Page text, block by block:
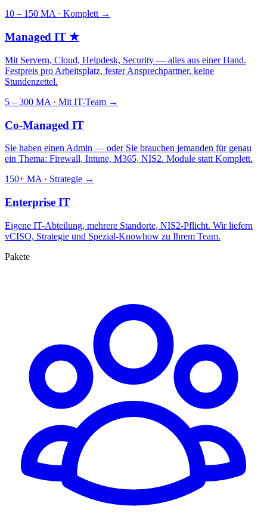
10 – 150 MA · Komplett →
Managed IT ★
Mit Servern, Cloud, Helpdesk, Security — alles aus einer Hand.
Festpreis pro Arbeitsplatz, fester Ansprechpartner, keine
Stundenzettel.
5 – 300 MA · Mit IT-Team →
Co-Managed IT
Sie haben einen Admin — oder Sie brauchen jemanden für genau
ein Thema: Firewall, Intune, M365, NIS2. Module statt Komplett.
150+ MA · Strategie →
Enterprise IT
Eigene IT-Abteilung, mehrere Standorte, NIS2-Pflicht. Wir liefern
vCISO, Strategie und Spezial-Knowhow zu Ihrem Team.
Pakete